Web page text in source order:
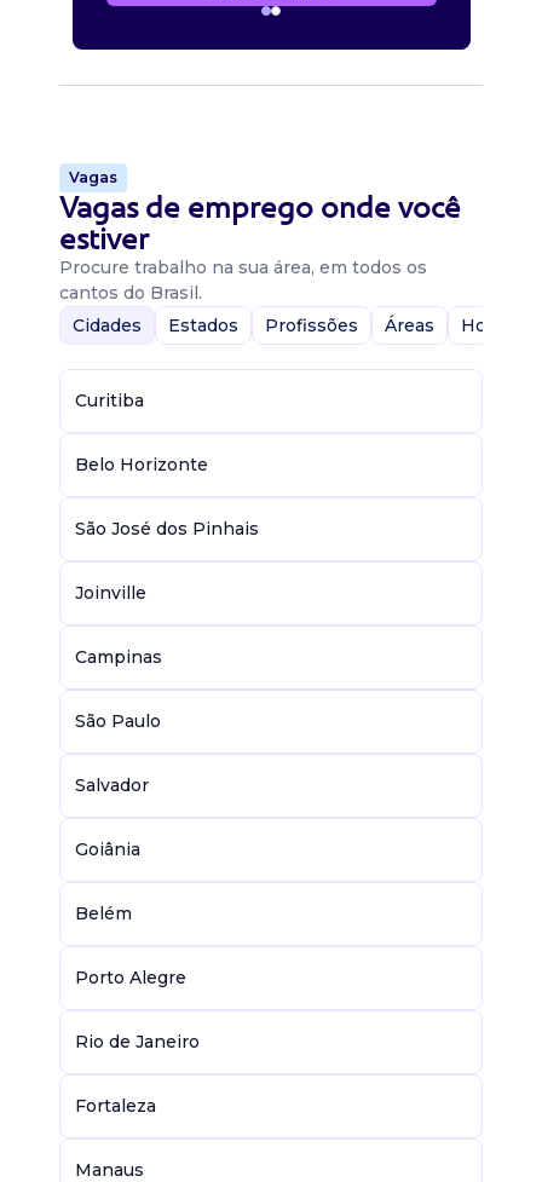
Vagas
Vagas de emprego onde você
estiver
Procure trabalho na sua área, em todos os
cantos do Brasil.
Cidades
Estados Profissões Áreas Home-
Curitiba
Belo Horizonte
São José dos Pinhais
Joinville
Campinas
São Paulo
Salvador
Goiânia
Belém
Porto Alegre
Rio de Janeiro
Fortaleza
Manaus